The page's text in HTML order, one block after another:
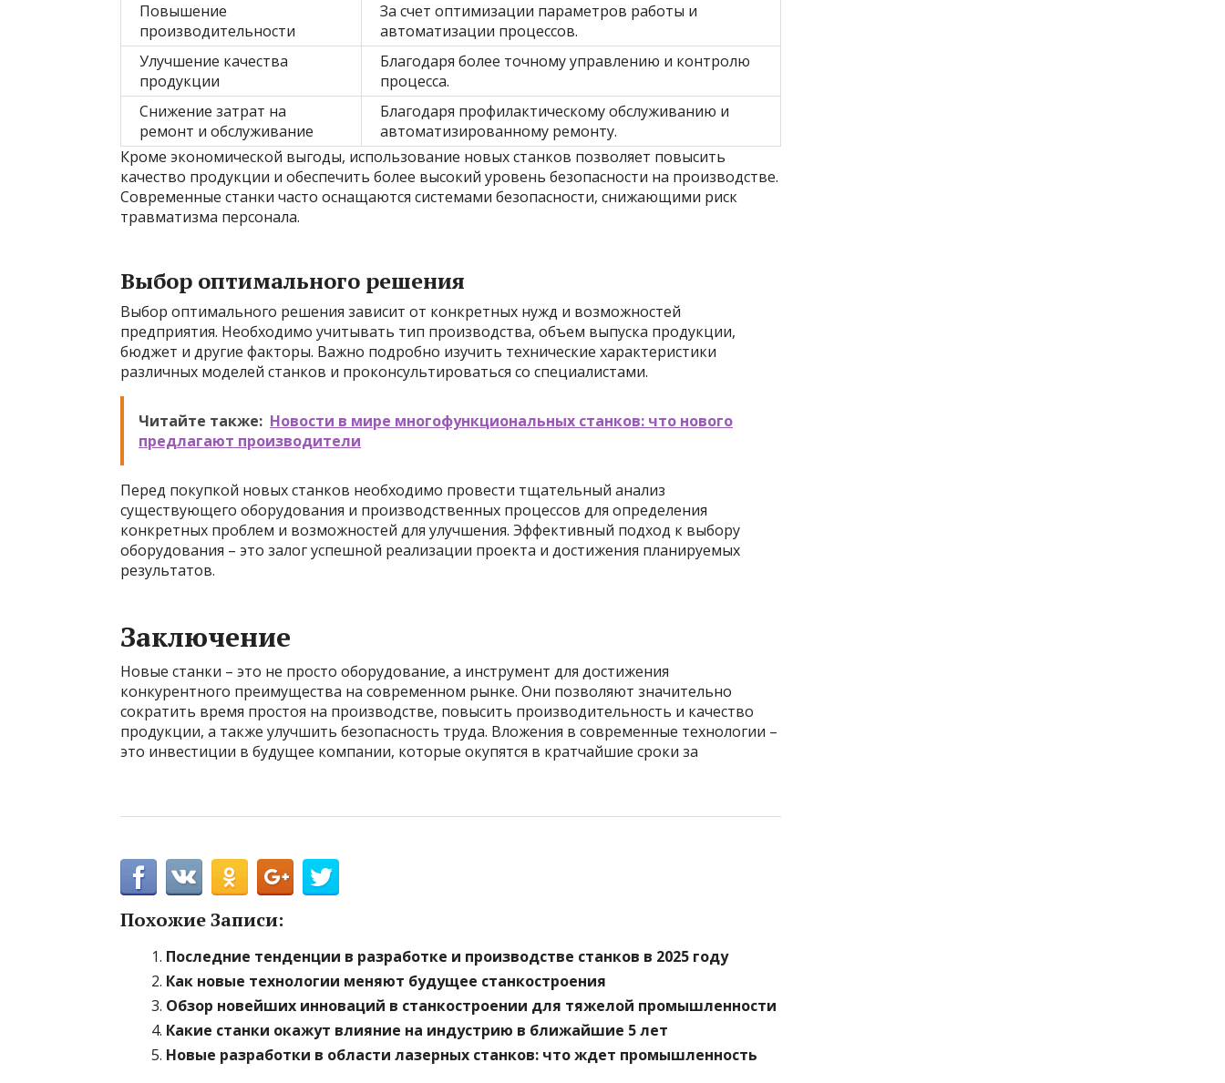
Повышение
производительности
За счет оптимизации параметров работы и
автоматизации процессов.
Улучшение качества
продукции
Благодаря более точному управлению и контролю
процесса.
Снижение затрат на
ремонт и обслуживание
Благодаря профилактическому обслуживанию и
автоматизированному ремонту.
Кроме экономической выгоды, использование новых станков позволяет повысить
качество продукции и обеспечить более высокий уровень безопасности на производстве.
Современные станки часто оснащаются системами безопасности, снижающими риск
травматизма персонала.
Выбор оптимального решения
Выбор оптимального решения зависит от конкретных нужд и возможностей
предприятия. Необходимо учитывать тип производства, объем выпуска продукции,
бюджет и другие факторы. Важно подробно изучить технические характеристики
различных моделей станков и проконсультироваться со специалистами.
Читайте также: Новости в мире многофункциональных станков: что нового
предлагают производители
Перед покупкой новых станков необходимо провести тщательный анализ
существующего оборудования и производственных процессов для определения
конкретных проблем и возможностей для улучшения. Эффективный подход к выбору
оборудования – это залог успешной реализации проекта и достижения планируемых
результатов.
Заключение
Новые станки – это не просто оборудование, а инструмент для достижения
конкурентного преимущества на современном рынке. Они позволяют значительно
сократить время простоя на производстве, повысить производительность и качество
продукции, а также улучшить безопасность труда. Вложения в современные технологии –
это инвестиции в будущее компании, которые окупятся в кратчайшие сроки за
Похожие Записи:
Последние тенденции в разработке и производстве станков в 2025 году
Как новые технологии меняют будущее станкостроения
Обзор новейших инноваций в станкостроении для тяжелой промышленности
Какие станки окажут влияние на индустрию в ближайшие 5 лет
Новые разработки в области лазерных станков: что ждет промышленность